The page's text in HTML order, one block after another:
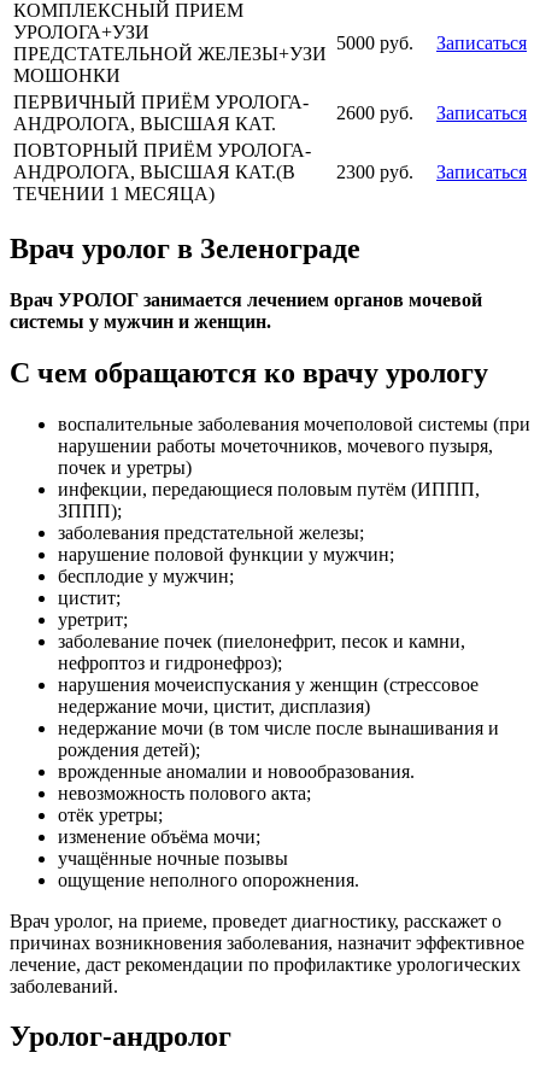
КОМПЛЕКСНЫЙ ПРИЕМ
УРОЛОГА+УЗИ
ПРЕДСТАТЕЛЬНОЙ ЖЕЛЕЗЫ+УЗИ
МОШОНКИ
5000 руб. Записаться
ПЕРВИЧНЫЙ ПРИЁМ УРОЛОГА-
АНДРОЛОГА, ВЫСШАЯ КАТ.
2600 руб.
Записаться
ПОВТОРНЫЙ ПРИЁМ УРОЛОГА-
АНДРОЛОГА, ВЫСШАЯ КАТ.(В
ТЕЧЕНИИ 1 МЕСЯЦА)
2300 руб. Записаться
Врач уролог в Зеленограде
Врач УРОЛОГ занимается лечением органов мочевой
системы у мужчин и женщин.
С чем обращаются ко врачу урологу
воспалительные заболевания мочеполовой системы (при
нарушении работы мочеточников, мочевого пузыря,
почек и уретры)
инфекции, передающиеся половым путём (ИППП,
ЗППП);
заболевания предстательной железы;
нарушение половой функции у мужчин;
бесплодие у мужчин;
цистит;
уретрит;
заболевание почек (пиелонефрит, песок и камни,
нефроптоз и гидронефроз);
нарушения мочеиспускания у женщин (стрессовое
недержание мочи, цистит, дисплазия)
недержание мочи (в том числе после вынашивания и
рождения детей);
врожденные аномалии и новообразования.
невозможность полового акта;
отёк уретры;
изменение объёма мочи;
учащённые ночные позывы
ощущение неполного опорожнения.
Врач уролог, на приеме, проведет диагностику, расскажет о
причинах возникновения заболевания, назначит эффективное
лечение, даст рекомендации по профилактике урологических
заболеваний.
Уролог-андролог